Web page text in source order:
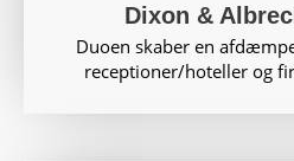
Dixon &
Duoen skaber en
receptioner/hoteller og